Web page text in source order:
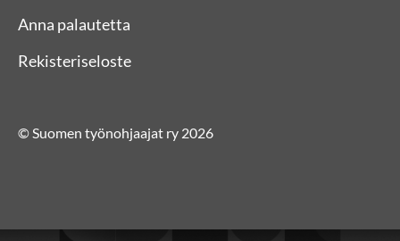
Anna palautetta
Rekisteriseloste
© Suomen työnohjaajat ry 2026